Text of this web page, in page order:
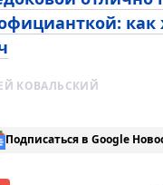
КОВАЛЬСКИЙ
Подписаться в Google